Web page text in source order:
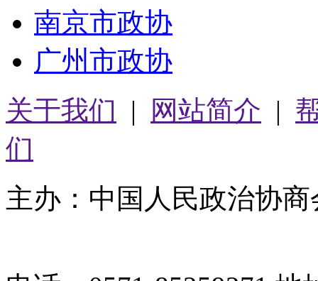
南京市政协
广州市政协
关于我们 | 网站简介 |
们
主办：中国人民政治协